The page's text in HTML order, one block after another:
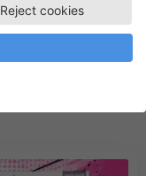
Reject cookies